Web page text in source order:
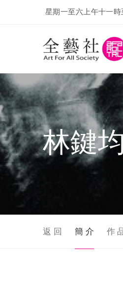
星期一至六上午十一時
林鍵
返 回 簡 介 作